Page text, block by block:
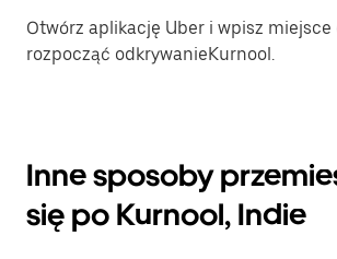
Otwórz aplikację Uber i wpisz miejsce
rozpocząć odkrywanieKurnool.
Inne sposoby
się po Kurnool, Indie